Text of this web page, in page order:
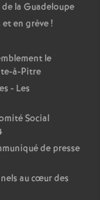
la Guadeloupe
en grève!
le
à-Pitre
- Les
Social
de presse
au cœur des